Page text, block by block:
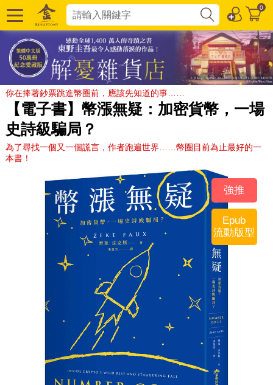
0
你在捧著鈔票跳進幣圈前，應該先知道的事……
【電子書】幣漲無疑：加密貨幣，一場
史詩級騙局？
為了尋找一個又一個謊言，作者跑遍世界……幣圈目前為止最好的一
本書！
強推
Epub
流動版型